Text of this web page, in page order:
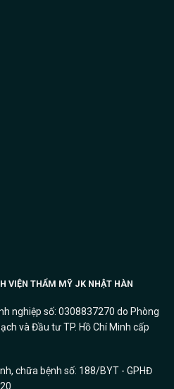
VIỆN THẨM MỸ JK NHẬT HÀN
nghiệp số: 0308837270 do Phòng
và Đầu tư TP. Hồ Chí Minh cấp
chữa bệnh số: 188/BYT - GPHĐ